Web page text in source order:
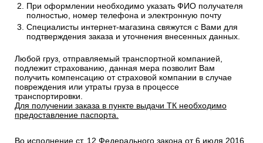
При оформлении необходимо указать ФИО получателя
полностью, номер телефона и электронную почту
Специалисты интернет-магазина свяжутся с Вами для
подтверждения заказа и уточнения внесенных данных.
Любой груз, отправляемый транспортной компанией,
подлежит страхованию, данная мера позволит Вам
получить компенсацию от страховой компании в случае
повреждения или утраты груза в процессе
транспортировки.
Для получении заказа в пункте выдачи ТК необходимо
предоставление паспорта.
Во исполнение ст. 12 Федерального закона от 6 июля 2016